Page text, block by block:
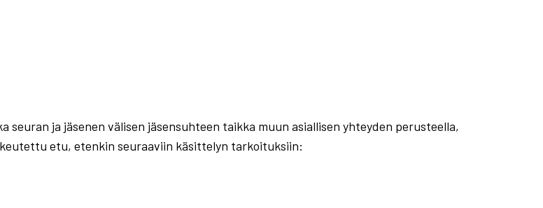
ja jäsenen välisen jäsensuhteen taikka muun asiallisen yhteyden perusteella,
etu, etenkin seuraaviin käsittelyn tarkoituksiin: